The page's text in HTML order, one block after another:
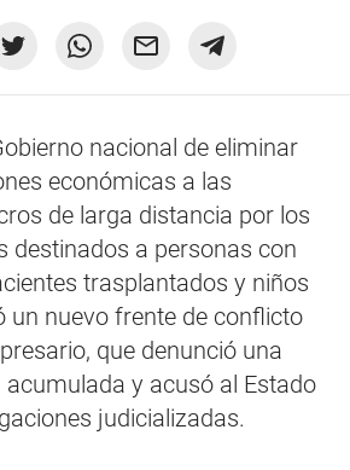
nacional de eliminar
económicas a las
de larga distancia por los
destinados a personas con
trasplantados y niños
un nuevo frente de conflicto
que denunció una
y acusó al Estado
judicializadas.